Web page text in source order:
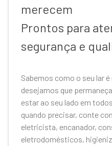
merecem
Prontos para
segurança e
Sabemos como o seu lar
desejamos que
estar ao seu lado em
quando precisar, conte
eletricista, encanador,
eletrodomésticos,